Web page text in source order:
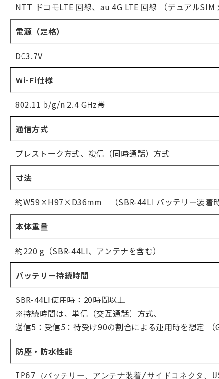
NTT ドコモLTE 回線、au 4G LTE 回線 （デュアルSIM
電源（定格）
DC3.7V
Wi-Fi仕様
802.11 b/g/n 2.4 GHz帯
通信方式
プレストーク方式、複信（同時通話）方式
寸法
約W59×H97×D36mm （SBR-44LI バッテリー装着
本体重量
約220 g（SBR-44LI、アンテナを含む）
バッテリー持続時間
SBR-44LI使用時：20時間以上
※持続時間は、単信（交互通話）方式、
送信5：受信5：待受け90の割合による運用時を想定
防塵・防水性能
IP67（バッテリー、アンテナ装着/サイドコネクタ、